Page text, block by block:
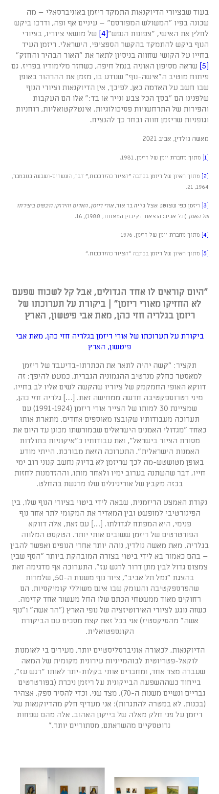
בעוד שבציורי הדיוקנאות התמקד ריזמן באוניברסאלי – מה
שכונה בפיו "המשולש המפורסם" – עיניים אף ופה, ודרכו ביקש
לחלץ את האישי, "צפונות הנפש"[4]
של מושאי ציוריו, בציורי
הנוף ביקש להתמקד בהקשר הספציפי, הישראלי. ריזמן העיד
בחייו על הקושי שחווה בניסיון לתאר את "האור הבהיר והחזק"
[5]
שראה מסיפון האוניה בנמל חיפה, כשחזר מלימודיו בפריז. גם
פיתוח מוטיב ה"אישה-נוף" שנודע בו, מזמן את ההרהור באופן
שבו חשב על האדמה כאן. לפיכך, אין הדיוקנאות וציורי הנוף
שלפנינו הם "בסך הכל צבע ונייר או בד:" אלו הם העקבות
והפירות של התרחשויות פסיכולוגיות, אינטלקטואליות, רוחניות
וגופניות שריזמן חווה ובחר כך להנציח.
מאשה גולדין, אביב 2021
[1] מתוך מחברת יומן של ריזמן, 1981.
[2]
מתוך ראיון של ריזמן בכתבה "הציור כהזדככות," דבר, העשרים-ושבעה בנובמבר,
1964, 21.
[3] ריזמן כפי שצוטט אצל גליה בר אור,אורי ריזמן, האדום והירוק: היבטים ביצירתו
של האמן (תל אביב: הוצאת הקיבוץ המאוחד, 1988), 16.
[4] מתוך מחברת יומן של ריזמן, 1976.
[5] מתוך ראיון של ריזמן בכתבה "הציור כהזדככות."
"היום קוראים לו אחד הגדולים, אבל קל לשכוח שפעם
לא החזיקו מאורי ריזמן" | ביקורת על תערוכתו של
ריזמן בגלריה חזי כהן, מאת אבי פיטשון, הארץ
ביקורת על תערוכתו של אורי ריזמן בגלריה חזי כהן, מאת אבי
פיטשון, הארץ
תקציר: "קשה יהיה לתאר את הכתרתו-בדיעבד של ריזמן
למאסטר כחלק מנרטיב ההגמוניה הגברית. כמעט להיפך: זה
דווקא האופי החמקמק של ציוריו שהקשה לשים אליו לב בחייו.
מיני רטרוספקטיבה חדשה ממחישה זאת. […] גלריה חזי כהן,
שמציינת 30 למותו של הצייר אורי ריזמן (1991-1924) עם
תערוכה מעבודותיו שקובצו מאוספים אחדים, מתארת אותו
כאחד "מגדולי האמנים הישראלים שבמורשתו מכונן עד היום את
מסורת הציור בישראל", ואת עבודותיו כ"איקוניות בתולדות
האמנות הישראלית". התערוכה הזאת מבורכת. הייתי מודע
באופן מטושטש-מה לכך שריזמן לא בדיוק נחשב קנוני רוב ימי
חייו, דבר שהשתנה בערוב ימיו ולאחר מותו, וההזדמנות לחזות
בכזה מקבץ של אוריגינלים שלו מרגשת בהחלט.
נקודת האמצע הריזמנית, שבאה לידי ביטוי בציורי הנוף שלו, בין
הפיגורטיבי למופשט ובין המאדיר את המקומי לתר אחר נוף
פנימי, היא המפתח לגדולתו. […] עם זאת, אלה דווקא
הפורטרטים של ריזמן ששובים אותי יותר. הטקסט המלווה
בגלריה, מאת מאשה גולדין, נוהה יותר אחרי הנופים ואפשר להבין
– בהם כאמור בא לידי ביטוי בצורה המובהקת ביותר "הסף שבין
צמצום גדול לבין מתן דרור לרגש עז". התערוכה אף מדגימה זאת
בהצגת "נמל תל אביב", ציור נוף משנות ה-50, שלמרות
שהפרספקטיבה והעומק שבו אינם משוללי קומיקסיות, הם
רחוקים מאוד ממשטחי הכתם שלו החל מעשור אחד קדימה.
כשזה נוגע לציורי האירוטיזציה של נופי הארץ ("הר אשה" ו"נוף
אשה" מהסיקסטיז) אני בכל זאת קצת מסכים עם הביקורת
הקונספטואלית.
הדיוקנאות, לכאורה אוניברסליסטיים יותר, מעירים בי לאומנות
לוקאל-פטריוטית לבוהמייניות עירונית מקומית של המאה
שעברה מצד אחד, ומחברים אותי בקלות-יתר לאותו "רגש עז",
בייחוד כשההשפעה הבייקונית על ריזמן ניכרת (בפורטרטים
גבריים ונשיים משנות ה-70), מצד שני. וכדי להסיר ספק, אצהיר
(בכנות, לא במטרה להתגרות): אני מעדיף חלק מהדיוקנאות של
ריזמן על פני חלק מאלה של בייקון האהוב. אלה מהם שפחות
גרוטסקיים מהשראתם, מסתוריים יותר."